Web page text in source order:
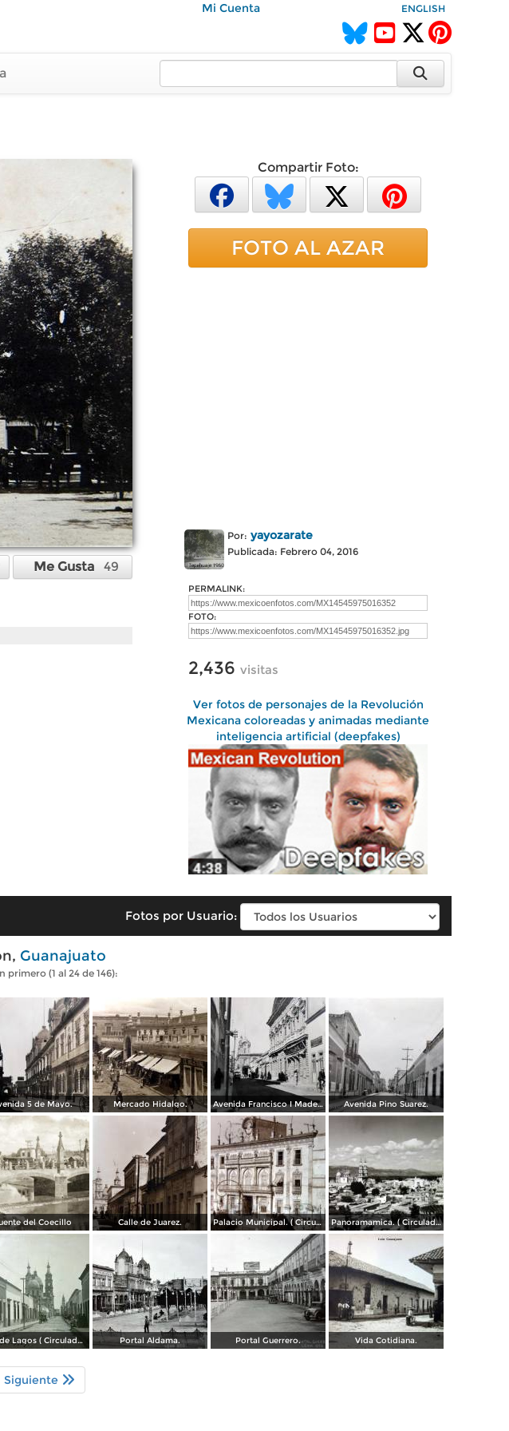
Mi Cuenta ENGLISH
Me Gusta 49
Compartir Foto:
FOTO AL AZAR
Por: yayozarate
Publicada: Febrero 04, 2016
PERMALINK:
FOTO:
2,436 visitas
Ver fotos de personajes de la Revolución
Mexicana coloreadas y animadas mediante
inteligencia artificial (deepfakes)
Fotos por Usuario:
Guanajuato
(1 al 24 de 146):
5 de Mayo. Mercado Hidalgo. Avenida Francisco I Madero. Avenida Pino Suarez.
del Coecillo Calle de Juarez. Palacio Municipal. ( Circulada el 23 de Julio de 1924 ). Panoramamica. ( Circulada el 6 de Febrero de 1947 ).
Calle de Lagos ( Circulada el 27 de Mayo de 1909 ). Portal Aldama. Portal Guerrero. Vida Cotidiana.
Siguiente